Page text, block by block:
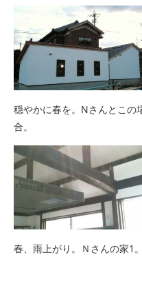
穏やかに春を。Nさんとこの
合。
春、雨上がり。Ｎさんの家1。